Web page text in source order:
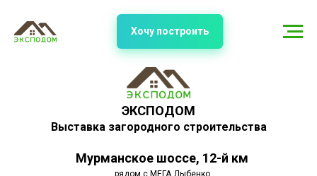
ЭКСПОДОМ
Выставка загородного строительства
Мурманское шоссе, 12-й км
рядом с МЕГА Дыбенко
Хочу построить